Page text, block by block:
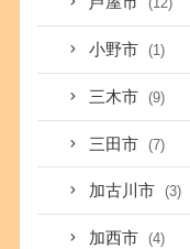
小野市 (1)
三木市 (9)
三田市 (7)
加古川市 (3)
加西市 (4)